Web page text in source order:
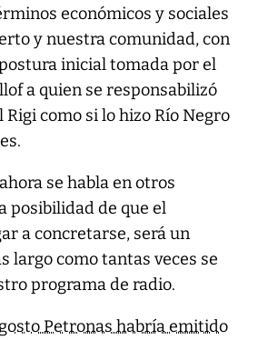
económicos y sociales
y nuestra comunidad, con
inicial tomada por el
a quien se responsabilizó
como si lo hizo Río Negro
se habla en otros
posibilidad de que el
a concretarse, será un
largo como tantas veces se
programa de radio.
Petronas habría emitido